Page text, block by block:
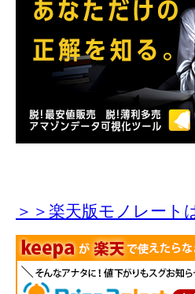
＞＞楽天版モノレート